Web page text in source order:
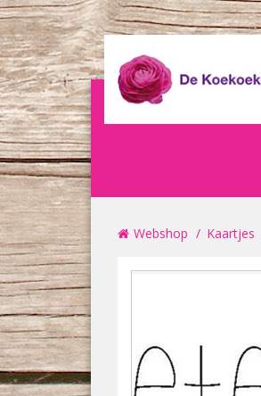
Webshop Kaartjes